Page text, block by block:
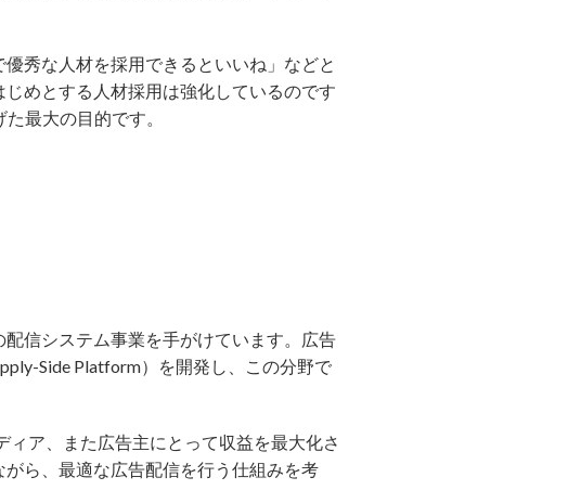
秀な人材を採用できるといいね」などと
めとする人材採用は強化しているのです
最大の目的です。
信システム事業を手がけています。広告
Side Platform）を開発し、この分野で
ア、また広告主にとって収益を最大化さ
ら、最適な広告配信を行う仕組みを考